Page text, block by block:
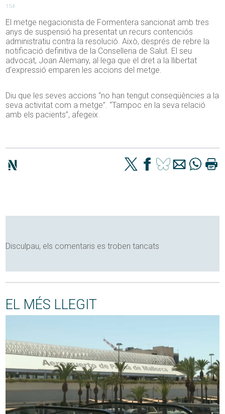
154
El metge negacionista de Formentera sancionat amb tres
anys de suspensió ha presentat un recurs contenciós
administratiu contra la resolució. Això, després de rebre la
notificació definitiva de la Conselleria de Salut. El seu
advocat, Joan Alemany, al·lega que el dret a la llibertat
d’expressió emparen les accions del metge.
Diu que les seves accions “no han tengut conseqüències a la
seva activitat com a metge”. “Tampoc en la seva relació
amb els pacients”, afegeix.
Disculpau, els comentaris es troben tancats
EL MÉS LLEGIT